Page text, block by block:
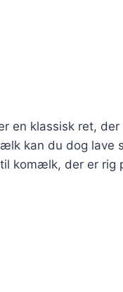
en klassisk ret,
kan du dog lave
komælk, der er